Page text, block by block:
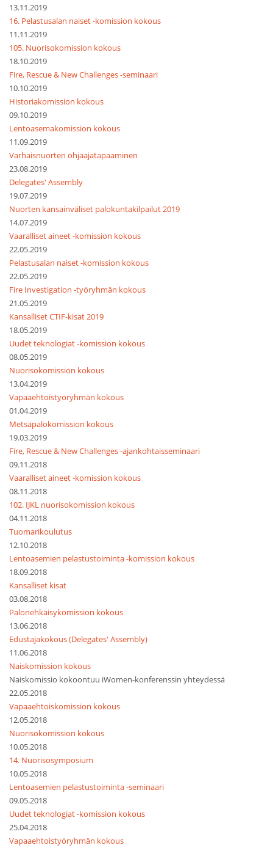
13.11.2019
16. Pelastusalan naiset -komission kokous
11.11.2019
105. Nuorisokomission kokous
18.10.2019
Fire, Rescue & New Challenges -seminaari
10.10.2019
Historiakomission kokous
09.10.2019
Lentoasemakomission kokous
11.09.2019
Varhaisnuorten ohjaajatapaaminen
23.08.2019
Delegates' Assembly
19.07.2019
Nuorten kansainväliset palokuntakilpailut 2019
14.07.2019
Vaaralliset aineet -komission kokous
22.05.2019
Pelastusalan naiset -komission kokous
22.05.2019
Fire Investigation -työryhmän kokous
21.05.2019
Kansalliset CTIF-kisat 2019
18.05.2019
Uudet teknologiat -komission kokous
08.05.2019
Nuorisokomission kokous
13.04.2019
Vapaaehtoistyöryhmän kokous
01.04.2019
Metsäpalokomission kokous
19.03.2019
Fire, Rescue & New Challenges -ajankohtaisseminaari
09.11.2018
Vaaralliset aineet -komission kokous
08.11.2018
102. IJKL nuorisokomission kokous
04.11.2018
Tuomarikoulutus
12.10.2018
Lentoasemien pelastustoiminta -komission kokous
18.09.2018
Kansalliset kisat
03.08.2018
Palonehkäisykomission kokous
13.06.2018
Edustajakokous (Delegates' Assembly)
11.06.2018
Naiskomission kokous
Naiskomissio kokoontuu iWomen-konferenssin yhteydessä
22.05.2018
Vapaaehtoiskomission kokous
12.05.2018
Nuorisokomission kokous
10.05.2018
14. Nuorisosymposium
10.05.2018
Lentoasemien pelastustoiminta -seminaari
09.05.2018
Uudet teknologiat -komission kokous
25.04.2018
Vapaaehtoistyöryhmän kokous